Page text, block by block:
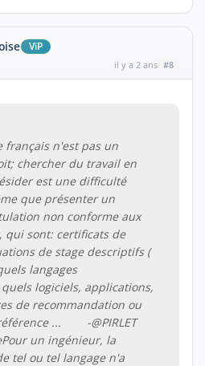
ViP
il y a 2 ans #8
n'est pas un
chercher du travail en
est une difficulté
que présenter un
non conforme aux
qui sont: certificats de
de stage descriptifs (
langages
logiciels, applications,
de recommandation ou
... -@PIRLET
un ingénieur, la
tel ou tel langage n'a